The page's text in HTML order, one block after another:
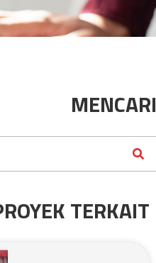
MENCARI
TERKAIT